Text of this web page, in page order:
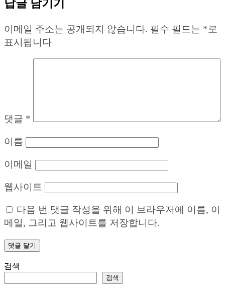
답글 남기기
이메일 주소는 공개되지 않습니다. 필수 필드는 *로
표시됩니다
댓글 *
이름
이메일
웹사이트
다음 번 댓글 작성을 위해 이 브라우저에 이름, 이
메일, 그리고 웹사이트를 저장합니다.
검색
검색